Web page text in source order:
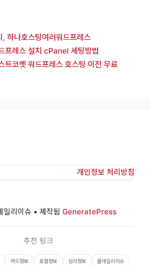
, 하나호스팅여러워드프레스
프레스 설치 cPanel 세팅방법
트코멧 워드프레스 호스팅 이전 무료
개인정보 처리방침
리이슈 • 제작됨 GeneratePress
추천 링크
카드정보 로컬정보 심리정보 올데일리이슈